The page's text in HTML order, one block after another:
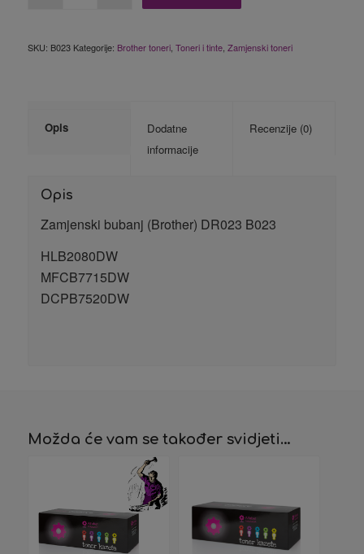
SKU: B023 Kategorije: Brother toneri, Toneri i tinte, Zamjenski toneri
Opis
Dodatne
informacije
Recenzije (0)
Opis
Zamjenski bubanj (Brother) DR023 B023
HLB2080DW
MFCB7715DW
DCPB7520DW
Možda će vam se također svidjeti…